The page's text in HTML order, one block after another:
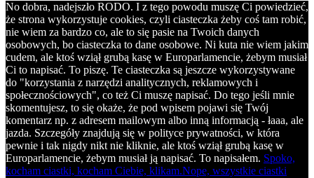
No dobra, nadejszło RODO. I z tego powodu muszę Ci powiedzieć,
że strona wykorzystuje cookies, czyli ciasteczka żeby coś tam robić,
nie wiem za bardzo co, ale to się pasie na Twoich danych
osobowych, bo ciasteczka to dane osobowe. Ni kuta nie wiem jakim
cudem, ale ktoś wziął grubą kasę w Europarlamencie, żebym musiał
Ci to napisać. To piszę. Te ciasteczka są jeszcze wykorzystywane
do "korzystania z narzędzi analitycznych, reklamowych i
społecznościowych", co też Ci muszę napisać. Do tego jeśli mnie
skomentujesz, to się okaże, że pod wpisem pojawi się Twój
komentarz np. z adresem mailowym albo inną informacją - łaaa, ale
jazda. Szczegóły znajdują się w polityce prywatności, w która
pewnie i tak nigdy nikt nie kliknie, ale ktoś wziął grubą kasę w
Europarlamencie, żebym musiał ją napisać. To napisałem. Spoko,
kocham ciastki, kocham Ciebie, klikam.Nope, wszystkie ciastki